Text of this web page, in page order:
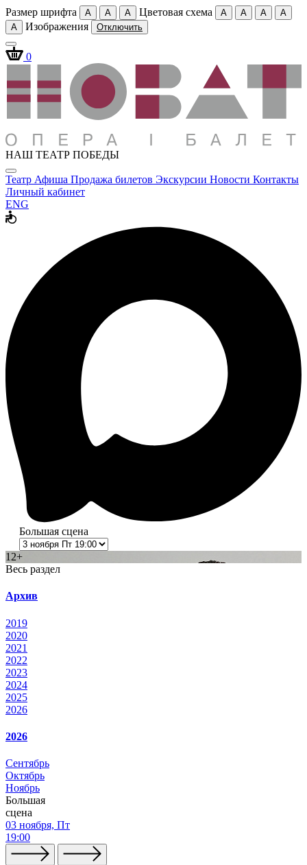
Размер шрифта A A A Цветовая схема A A A
A
A
Изображения Отключить
0
НАШ ТЕАТР ПОБЕДЫ
Театр Афиша Продажа билетов Экскурсии Новости Контакты
Личный кабинет
ENG
Большая сцена
12+
Весь раздел
Архив
2019
2020
2021
2022
2023
2024
2025
2026
2026
Сентябрь
Октябрь
Ноябрь
Большая
сцена
03 ноября, Пт
19:00